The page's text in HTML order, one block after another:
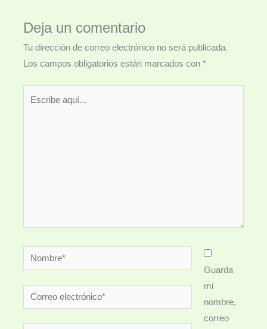
Deja un comentario
Tu dirección de correo electrónico no será publicada.
Los campos obligatorios están marcados con*
Nombre*
Correo
electrónico*
Guarda
mi
nombre,
correo